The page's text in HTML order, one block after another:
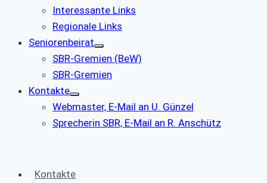
Interessante Links
Regionale Links
Seniorenbeirat
SBR-Gremien (BeW)
SBR-Gremien
Kontakte
Webmaster, E-Mail an U. Günzel
Sprecherin SBR, E-Mail an R. Anschütz
Kontakte